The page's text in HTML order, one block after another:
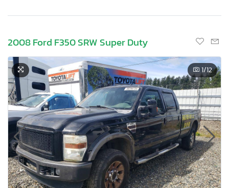
2008 Ford F350 SRW Super Duty
1/12